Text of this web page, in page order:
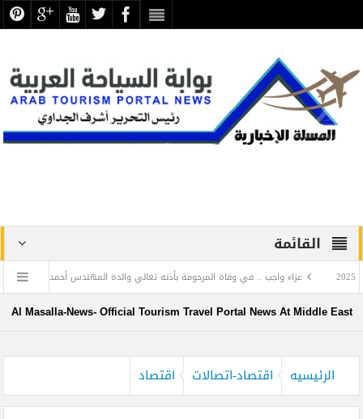
القائمة
عزاء واجب .. في وفاة المرحومة بأذنه تعالي والدة المهندس أحمد بلبع الخبير الفندقي
تجليات اللغة العربية في بهاء الخط العربي.. معارض مؤقتة بمناسبة الاحتفال
Al Masalla-News- Official Tourism Travel Portal News At Middle East
الرئيسيه اقتصاد-اتصالات اقتصاد